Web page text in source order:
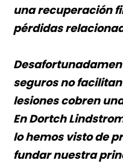
una recuperación
pérdidas
seguros no
lesiones cobren
En Dortch
lo hemos visto de
fundar nuestra